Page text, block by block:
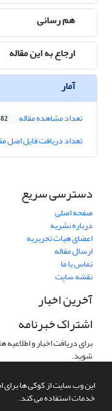
این وب سایت از کوکی ها برای
خدمات استفاده می کند.
هم رسانی
ارجاع به این مقاله
آمار
تعداد مشاهده مقاله 82
تعداد دریافت فایل اصل
دسترسی سریع
صفحه اصلی
درباره نشریه
اعضای هیات تحریریه
ارسال مقاله
تماس با ما
نقشه سایت
آخرین اخبار
اشتراک خبرنامه
برای دریافت اخبار و
شوید.